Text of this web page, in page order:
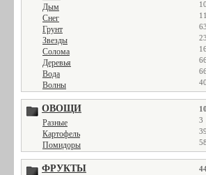
Дым
Снег 11
Грунт 63
Звезды 23
Солома 16
Деревья 66
Вода 66
Волны 40
ОВОЩИ
Разные 3
Картофель 39
Помидоры 58
ФРУКТЫ